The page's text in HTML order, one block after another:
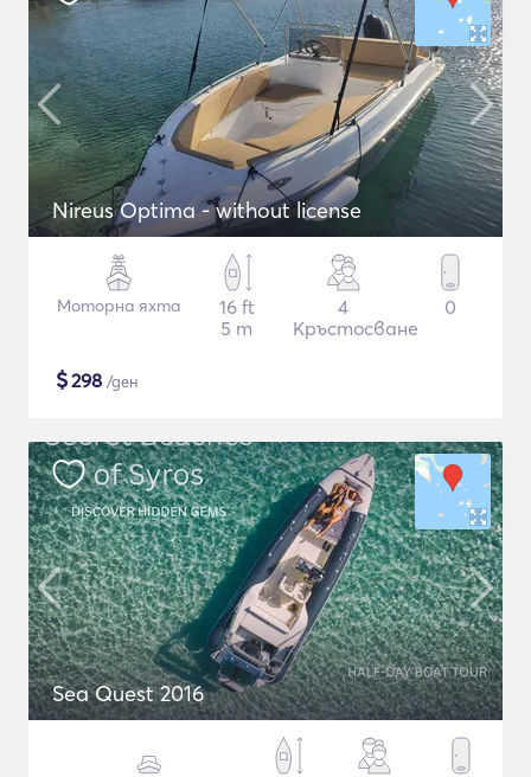
Nireus Optima - without license
Моторна яхта
16 ft
5 m
4
Кръстосване
0
$298 /ден
Sea Quest 2016